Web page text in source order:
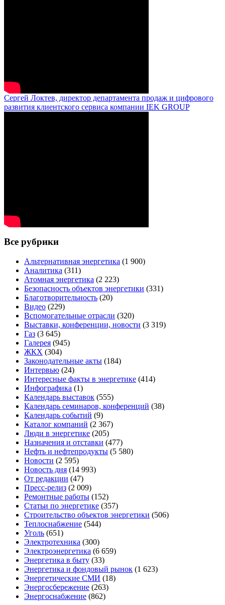
Сергей Локтев, директор департамента продаж и цифрового
развития клиентского сервиса компании IEK GROUP
Все рубрики
Альтернативная энергетика (1 900)
Аналитика (311)
Атомная энергетика (2 223)
Безопасность объектов энергетики (331)
Благотворительность (20)
Видео (229)
Вспомогательные отрасли (320)
Выставки, конференции, новости (3 319)
Газ (3 645)
Галерея (945)
ЖКХ (304)
Законодательные акты (184)
Интервью (24)
Интересные факты в энергетике (414)
Инфографика (1)
Календарь выставок (555)
Календарь семинаров, конференций (38)
Календарь событий (9)
Каталог компаний (2 367)
Люди в энергетике (205)
Назначения и отставки (477)
Нефть и нефтепродукты (5 580)
Новости (2 595)
Новость дня (14 993)
От редакции (47)
Пресс-релиз (2 009)
Ремонтные работы (152)
Статьи по энергетике (357)
Строительство объектов энергетики (506)
Теплоснабжение (544)
Уголь (651)
Электротехника (300)
Электроэнергетика (6 659)
Энергетика в быту (33)
Энергетика и фондовый рынок (1 623)
Энергетические СМИ (18)
Энергосбережение (263)
Энергоснабжение (862)